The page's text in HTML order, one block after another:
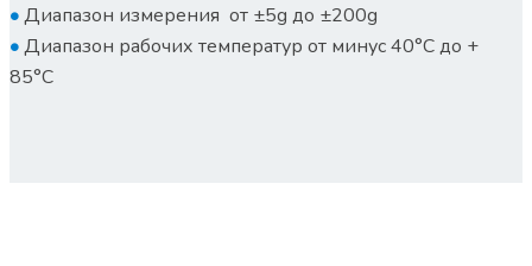
•Диапазон измерения от ±5g до ±200g
•Диапазон рабочих температур от минус 40°С до +
85°С